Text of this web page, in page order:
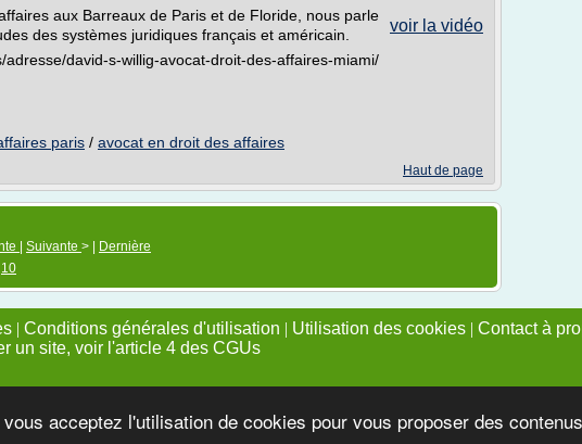
acceptez l'utilisation de cookies pour vous proposer des
voir la vidéo
aux Barreaux de Paris et de Floride, nous parle
des systèmes juridiques français et américain.
adresse/david-s-willig-avocat-droit-des-affaires-miami/
paris / avocat en droit des affaires
Haut de page
Suivante > |
Dernière
10
| Conditions générales d'utilisation | Utilisation des cookies | Contact à
un site, voir l'article 4 des CGUs